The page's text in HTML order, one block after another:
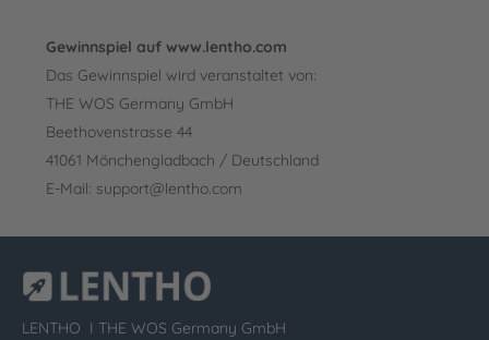
Gewinnspiel auf www.lentho.com
Das Gewinnspiel wird veranstaltet von:
THE WOS Germany GmbH
Beethovenstrasse 44
41061 Mönchengladbach / Deutschland
E-Mail: support@lentho.com
LENTHO I THE WOS Germany GmbH